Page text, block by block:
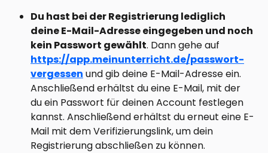
Du hast bei der Registrierung lediglich
deine E-Mail-Adresse eingegeben und noch
kein Passwort gewählt. Dann gehe auf
https://app.meinunterricht.de/passwort-
vergessen und gib deine E-Mail-Adresse ein.
Anschließend erhältst du eine E-Mail, mit der
du ein Passwort für deinen Account festlegen
kannst. Anschließend erhältst du erneut eine E-
Mail mit dem Verifizierungslink, um dein
Registrierung abschließen zu können.